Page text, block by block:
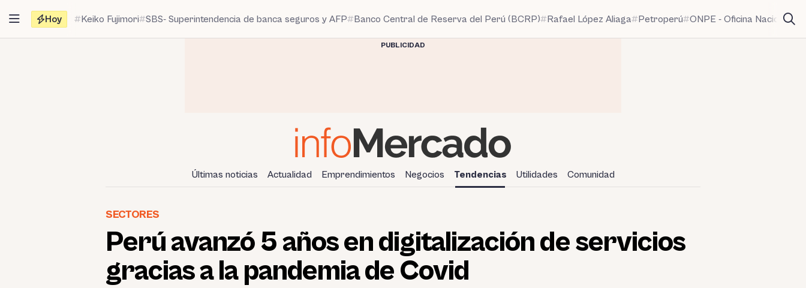
contenido
Hoy Keiko Fujimori SBS- Superintendencia de banca seguros y AFP Banco Central de Reserva del Perú (BCRP) Rafael López Aliaga Petroperú ONPE - Oficina Nacional
PUBLICIDAD
Últimas noticias Actualidad Emprendimientos Negocios Tendencias Utilidades Comunidad
SECTORES
Perú avanzó 5 años en digitalización de servicios
gracias a la pandemia de Covid